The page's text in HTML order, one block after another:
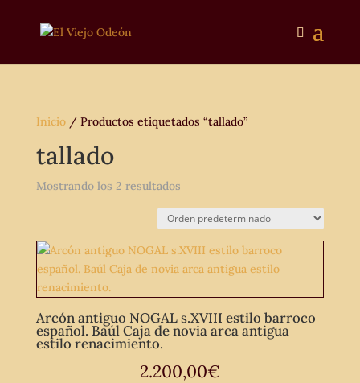
Inicio/ Productos etiquetados “tallado”
tallado
Mostrando los 2 resultados
Arcón antiguo NOGAL s.XVIII estilo barroco
español. Baúl Caja de novia arca antigua
estilo renacimiento.
2.200,00€